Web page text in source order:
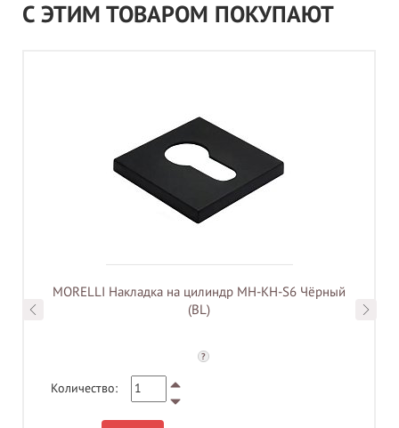
С ЭТИМ ТОВАРОМ ПОКУПАЮТ
MORELLI Накладка на цилиндр MH-KH-S6 Чёрный
(BL)
?
Количество: